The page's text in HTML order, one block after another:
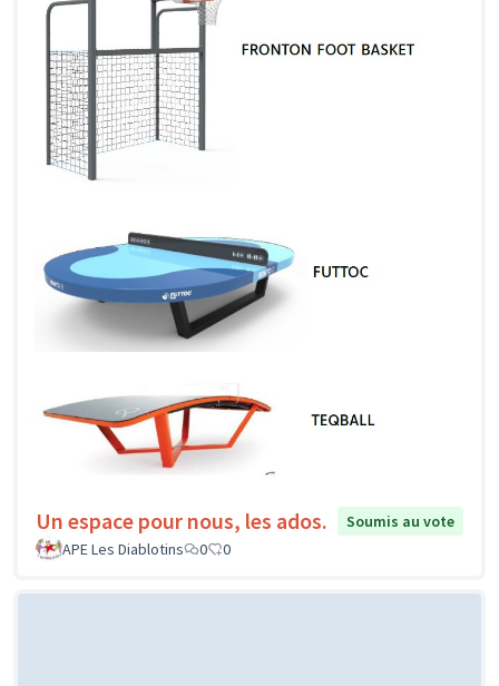
Un espace pour nous, les ados.
Soumis au vote
APE Les Diablotins
0 0